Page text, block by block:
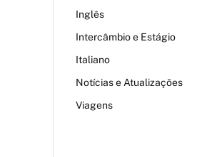
Inglês
Intercâmbio e Estágio
Italiano
Notícias e Atualizações
Viagens